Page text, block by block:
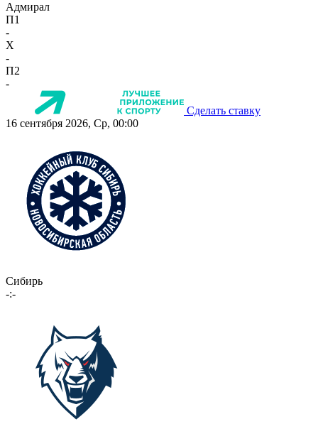
Адмирал
П1
-
X
-
П2
-
Сделать ставку
16 сентября 2026, Ср, 00:00
Сибирь
-:-